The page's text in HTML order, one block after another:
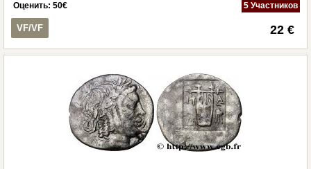
Оценить: 50€ 5 Участников
VF/VF 22 €